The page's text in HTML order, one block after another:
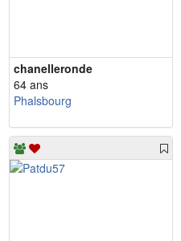
chanelleronde
64 ans
Phalsbourg